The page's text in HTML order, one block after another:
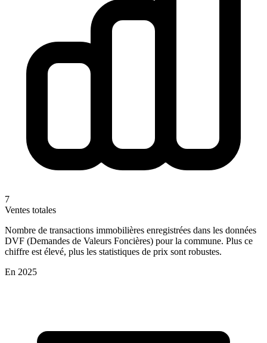
7
Ventes totales
Nombre de transactions immobilières enregistrées dans les données
DVF (Demandes de Valeurs Foncières) pour la commune. Plus ce
chiffre est élevé, plus les statistiques de prix sont robustes.
En 2025